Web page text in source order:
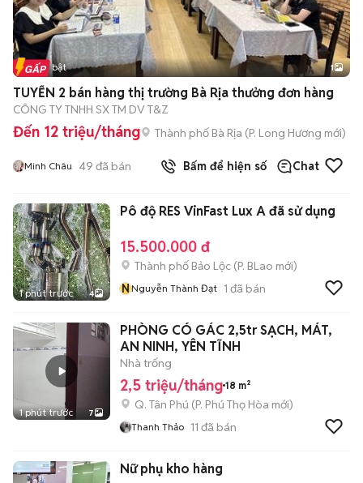
Tin nổi bật 1
TUYỂN 2 bán hàng thị trường Bà Rịa thưởng đơn hàng
CÔNG TY TNHH SX TM DV T&Z
Đến 12 triệu/tháng Thành phố Bà Rịa (P. Long Hương mới)
Minh Châu 49 đã bán Bấm để hiện số Chat
1 phút trước 4
Pô độ RES VinFast Lux A đã sử dụng
15.500.000 đ
Thành phố Bảo Lộc (P. BLao mới)
NNguyễn Thành Đạt 1 đã bán
1 phút trước 7
PHÒNG CÓ GÁC 2,5tr SẠCH, MÁT,
AN NINH, YÊN TĨNH
Nhà trống
2,5 triệu/tháng 18 m²
Q. Tân Phú (P. Phú Thọ Hòa mới)
Thanh Thảo 11 đã bán
Nữ phụ kho hàng